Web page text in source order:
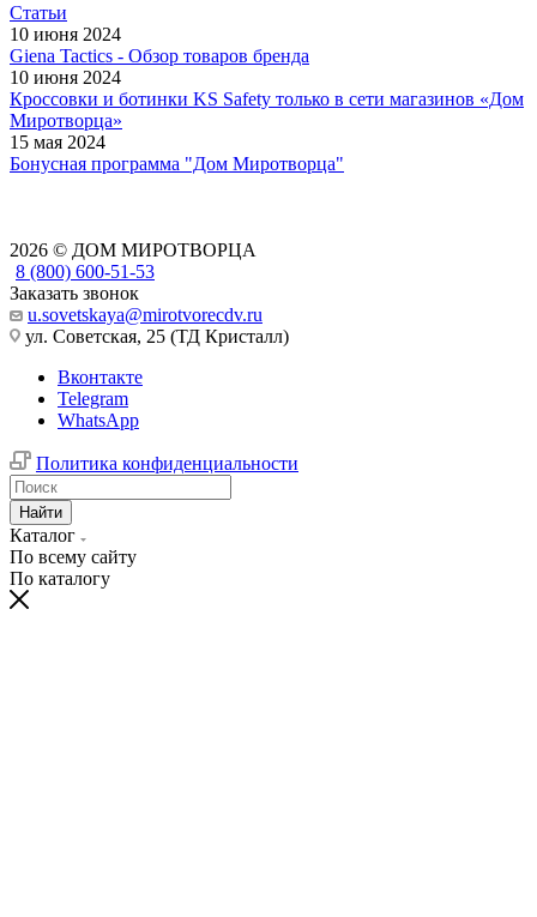
Статьи
10 июня 2024
Giena Tactics - Обзор товаров бренда
10 июня 2024
Кроссовки и ботинки KS Safety только в сети магазинов «Дом
Миротворца»
15 мая 2024
Бонусная программа "Дом Миротворца"
2026 © ДОМ МИРОТВОРЦА
8 (800) 600-51-53
Заказать звонок
u.sovetskaya@mirotvorecdv.ru
ул. Советская, 25 (ТД Кристалл)
Вконтакте
Telegram
WhatsApp
Политика конфиденциальности
Найти
Каталог
По всему сайту
По каталогу